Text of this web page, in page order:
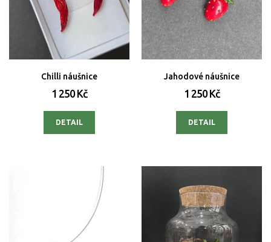
Chilli náušnice
1 250 Kč
DETAIL
Jahodové náušnice
1 250 Kč
DETAIL